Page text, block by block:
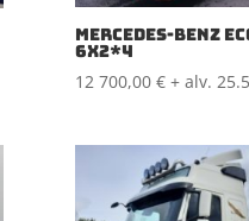
MERCEDES-BENZ
6X2*4
12 700,00 € + alv.